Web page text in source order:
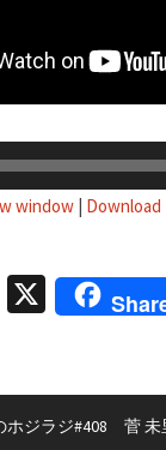
window| Download
X
ホジラジ#408 菅 未